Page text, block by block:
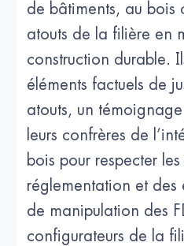
de bâtiments, au bois
atouts de la filière en
construction durable.
éléments factuels de
atouts, un
leurs confrères de
bois pour respecter
réglementation et des
de manipulation des
configurateurs de la